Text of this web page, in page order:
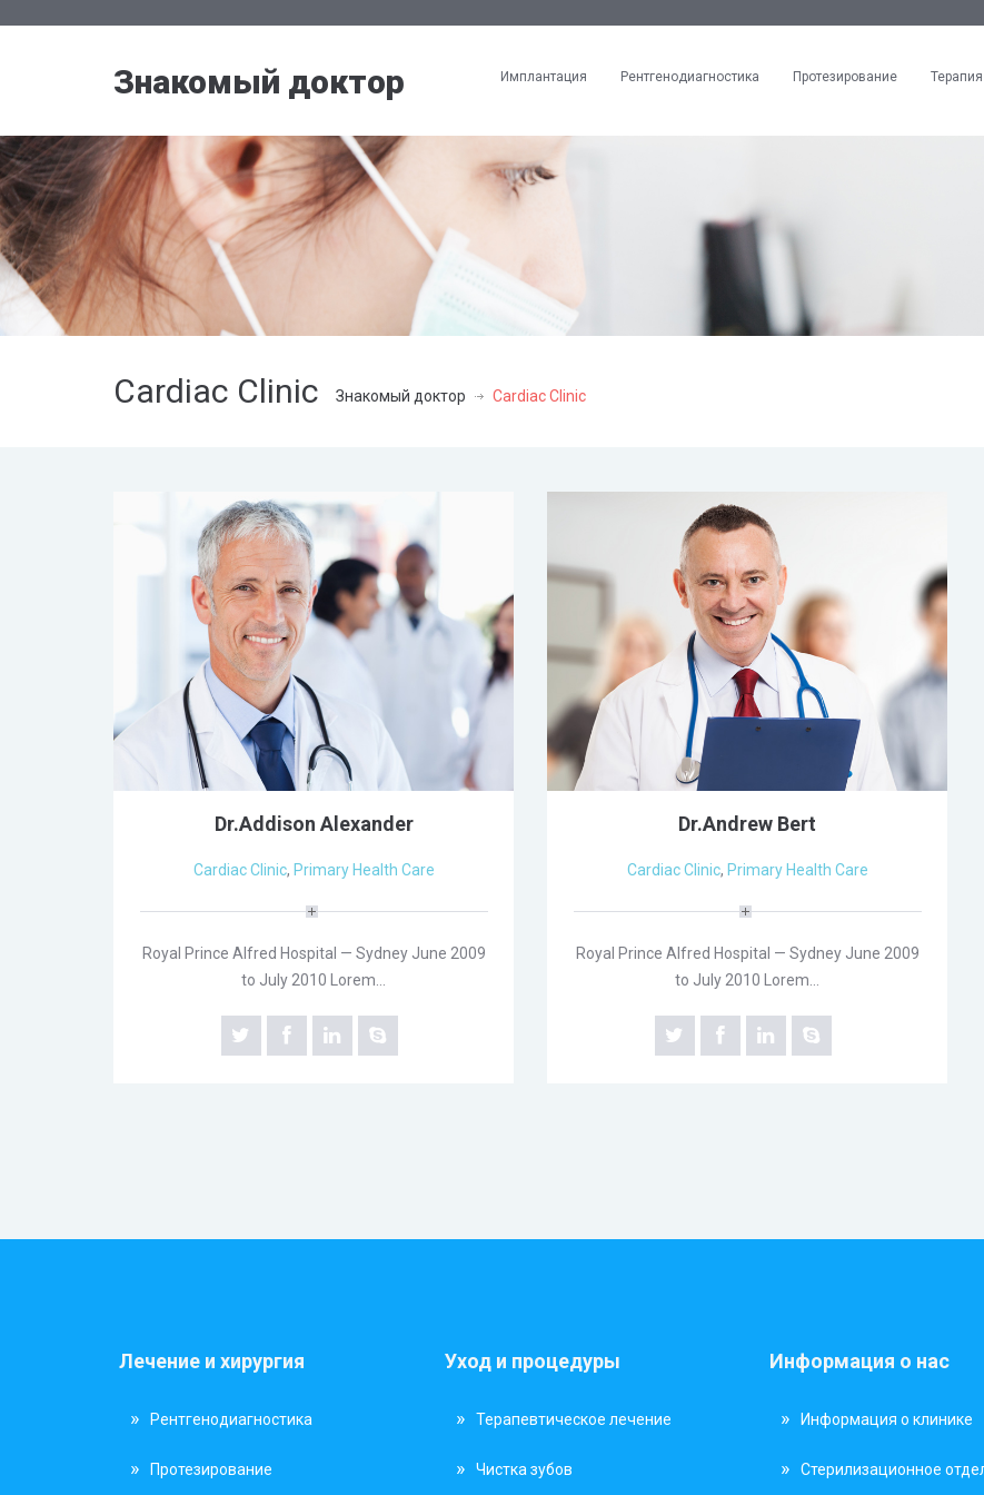
Знакомый доктор Имплантация Рентгенодиагностика Протезирование Терапия
Cardiac Clinic Знакомый доктор Cardiac Clinic
Dr.Addison Alexander
Cardiac Clinic, Primary Health Care
Royal Prince Alfred Hospital — Sydney June 2009
to July 2010 Lorem…
Dr.Andrew Bert
Cardiac Clinic, Primary Health Care
Royal Prince Alfred Hospital — Sydney June 2009
to July 2010 Lorem…
Лечение и хирургия
Рентгенодиагностика
Протезирование
Уход и процедуры
Терапевтическое лечение
Чистка зубов
Информация о нас
Информация о клинике
Стерилизационное